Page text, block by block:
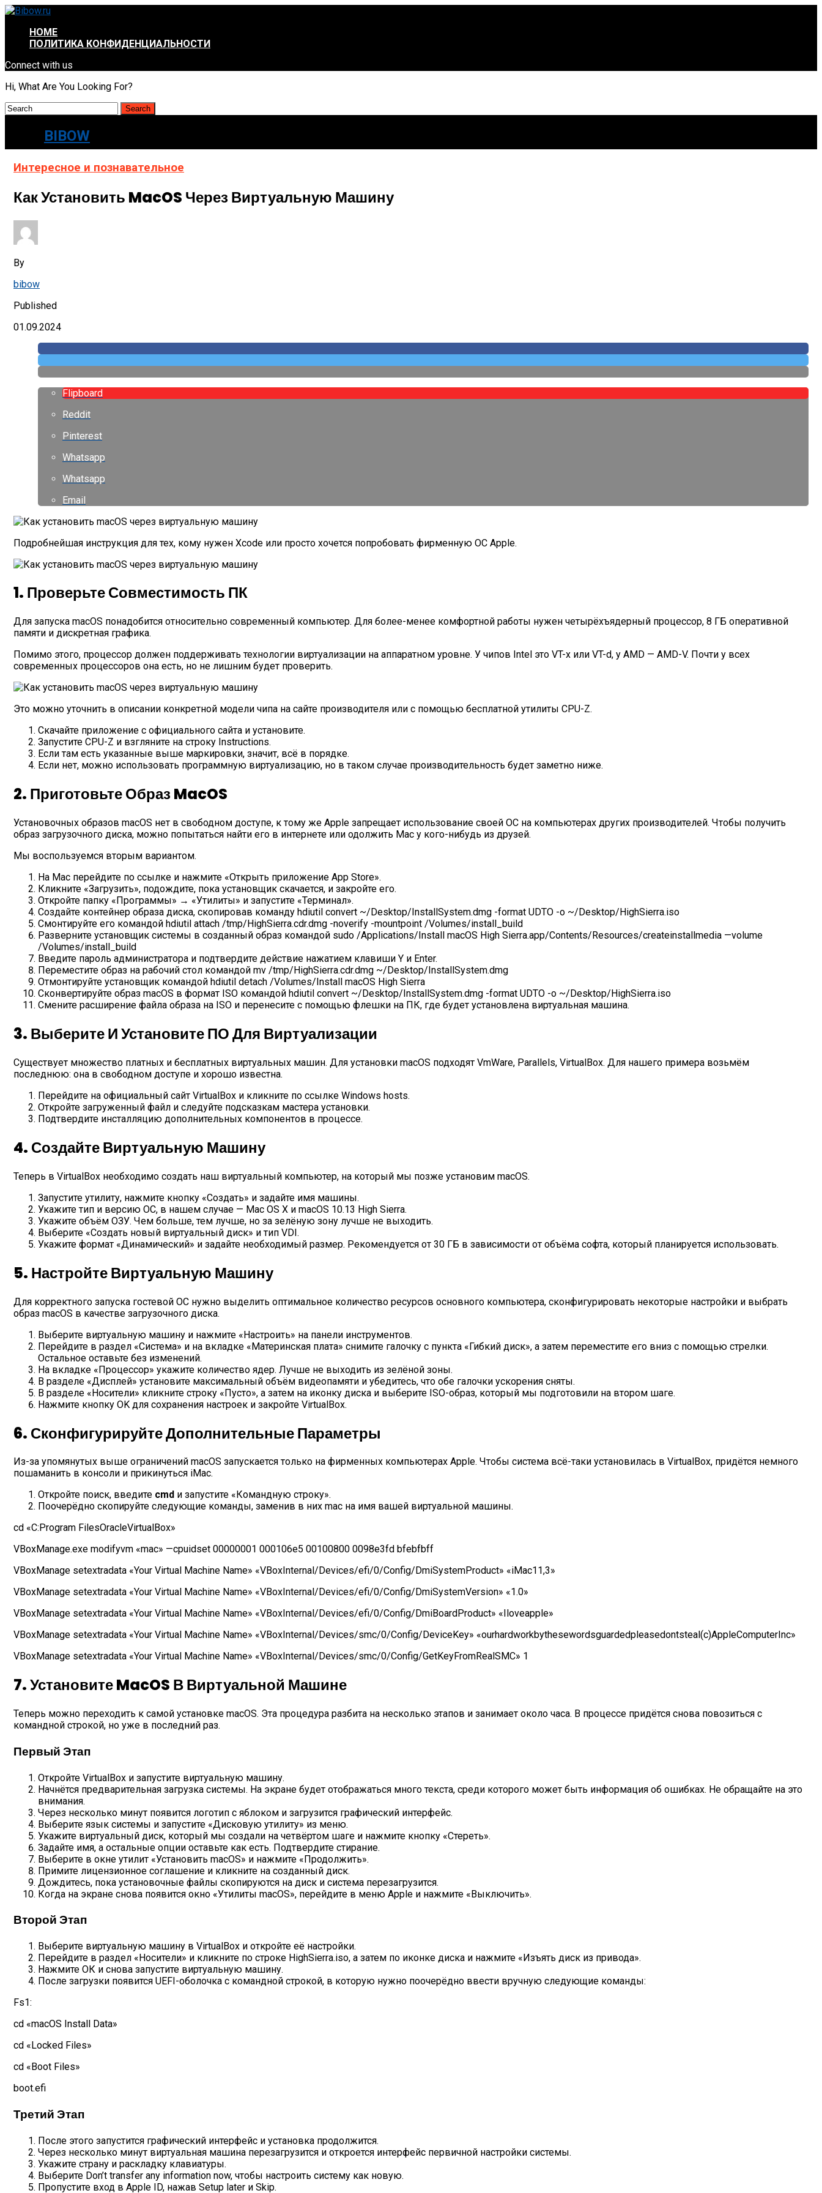
HOME
ПОЛИТИКА КОНФИДЕНЦИАЛЬНОСТИ
Connect with us
Hi, What Are You Looking For?
BIBOW
Интересное и познавательное
Как Установить MacOS Через Виртуальную Машину
By
bibow
Published
01.09.2024
Flipboard
Reddit
Pinterest
Whatsapp
Whatsapp
Email
Подробнейшая инструкция для тех, кому нужен Xcode или просто хочется попробовать фирменную ОС Apple.
1. Проверьте Совместимость ПК
Для запуска macOS понадобится относительно современный компьютер. Для более-менее комфортной работы нужен четырёхъядерный процессор, 8 ГБ оперативной
памяти и дискретная графика.
Помимо этого, процессор должен поддерживать технологии виртуализации на аппаратном уровне. У чипов Intel это VT-x или VT-d, у AMD — AMD-V. Почти у всех
современных процессоров она есть, но не лишним будет проверить.
Это можно уточнить в описании конкретной модели чипа на сайте производителя или с помощью бесплатной утилиты CPU-Z.
Скачайте приложение с официального сайта и установите.
Запустите CPU-Z и взгляните на строку Instructions.
Если там есть указанные выше маркировки, значит, всё в порядке.
Если нет, можно использовать программную виртуализацию, но в таком случае производительность будет заметно ниже.
2. Приготовьте Образ MacOS
Установочных образов macOS нет в свободном доступе, к тому же Apple запрещает использование своей ОС на компьютерах других производителей. Чтобы получить
образ загрузочного диска, можно попытаться найти его в интернете или одолжить Mac у кого-нибудь из друзей.
Мы воспользуемся вторым вариантом.
На Mac перейдите по ссылке и нажмите «Открыть приложение App Store».
Кликните «Загрузить», подождите, пока установщик скачается, и закройте его.
Откройте папку «Программы» → «Утилиты» и запустите «Терминал».
Создайте контейнер образа диска, скопировав команду hdiutil convert ~/Desktop/InstallSystem.dmg -format UDTO -o ~/Desktop/HighSierra.iso
Смонтируйте его командой hdiutil attach /tmp/HighSierra.cdr.dmg -noverify -mountpoint /Volumes/install_build
Разверните установщик системы в созданный образ командой sudo /Applications/Install macOS High Sierra.app/Contents/Resources/createinstallmedia —volume
/Volumes/install_build
Введите пароль администратора и подтвердите действие нажатием клавиши Y и Enter.
Переместите образ на рабочий стол командой mv /tmp/HighSierra.cdr.dmg ~/Desktop/InstallSystem.dmg
Отмонтируйте установщик командой hdiutil detach /Volumes/Install macOS High Sierra
Сконвертируйте образ macOS в формат ISO командой hdiutil convert ~/Desktop/InstallSystem.dmg -format UDTO -o ~/Desktop/HighSierra.iso
Смените расширение файла образа на ISO и перенесите с помощью флешки на ПК, где будет установлена виртуальная машина.
3. Выберите И Установите ПО Для Виртуализации
Существует множество платных и бесплатных виртуальных машин. Для установки macOS подходят VmWare, Parallels, VirtualBox. Для нашего примера возьмём
последнюю: она в свободном доступе и хорошо известна.
Перейдите на официальный сайт VirtualBox и кликните по ссылке Windows hosts.
Откройте загруженный файл и следуйте подсказкам мастера установки.
Подтвердите инсталляцию дополнительных компонентов в процессе.
4. Создайте Виртуальную Машину
Теперь в VirtualBox необходимо создать наш виртуальный компьютер, на который мы позже установим macOS.
Запустите утилиту, нажмите кнопку «Создать» и задайте имя машины.
Укажите тип и версию ОС, в нашем случае — Mac OS X и macOS 10.13 High Sierra.
Укажите объём ОЗУ. Чем больше, тем лучше, но за зелёную зону лучше не выходить.
Выберите «Создать новый виртуальный диск» и тип VDI.
Укажите формат «Динамический» и задайте необходимый размер. Рекомендуется от 30 ГБ в зависимости от объёма софта, который планируется использовать.
5. Настройте Виртуальную Машину
Для корректного запуска гостевой ОС нужно выделить оптимальное количество ресурсов основного компьютера, сконфигурировать некоторые настройки и выбрать
образ macOS в качестве загрузочного диска.
Выберите виртуальную машину и нажмите «Настроить» на панели инструментов.
Перейдите в раздел «Система» и на вкладке «Материнская плата» снимите галочку с пункта «Гибкий диск», а затем переместите его вниз с помощью стрелки.
Остальное оставьте без изменений.
На вкладке «Процессор» укажите количество ядер. Лучше не выходить из зелёной зоны.
В разделе «Дисплей» установите максимальный объём видеопамяти и убедитесь, что обе галочки ускорения сняты.
В разделе «Носители» кликните строку «Пусто», а затем на иконку диска и выберите ISO-образ, который мы подготовили на втором шаге.
Нажмите кнопку OK для сохранения настроек и закройте VirtualBox.
6. Сконфигурируйте Дополнительные Параметры
Из-за упомянутых выше ограничений macOS запускается только на фирменных компьютерах Apple. Чтобы система всё-таки установилась в VirtualBox, придётся немного
пошаманить в консоли и прикинуться iMac.
Откройте поиск, введите cmd и запустите «Командную строку».
Поочерёдно скопируйте следующие команды, заменив в них mac на имя вашей виртуальной машины.
cd «C:Program FilesOracleVirtualBox»
VBoxManage.exe modifyvm «mac» —cpuidset 00000001 000106e5 00100800 0098e3fd bfebfbff
VBoxManage setextradata «Your Virtual Machine Name» «VBoxInternal/Devices/efi/0/Config/DmiSystemProduct» «iMac11,3»
VBoxManage setextradata «Your Virtual Machine Name» «VBoxInternal/Devices/efi/0/Config/DmiSystemVersion» «1.0»
VBoxManage setextradata «Your Virtual Machine Name» «VBoxInternal/Devices/efi/0/Config/DmiBoardProduct» «Iloveapple»
VBoxManage setextradata «Your Virtual Machine Name» «VBoxInternal/Devices/smc/0/Config/DeviceKey» «ourhardworkbythesewordsguardedpleasedontsteal(c)AppleComputerInc»
VBoxManage setextradata «Your Virtual Machine Name» «VBoxInternal/Devices/smc/0/Config/GetKeyFromRealSMC» 1
7. Установите MacOS В Виртуальной Машине
Теперь можно переходить к самой установке macOS. Эта процедура разбита на несколько этапов и занимает около часа. В процессе придётся снова повозиться с
командной строкой, но уже в последний раз.
Первый Этап
Откройте VirtualBox и запустите виртуальную машину.
Начнётся предварительная загрузка системы. На экране будет отображаться много текста, среди которого может быть информация об ошибках. Не обращайте на это
внимания.
Через несколько минут появится логотип с яблоком и загрузится графический интерфейс.
Выберите язык системы и запустите «Дисковую утилиту» из меню.
Укажите виртуальный диск, который мы создали на четвёртом шаге и нажмите кнопку «Стереть».
Задайте имя, а остальные опции оставьте как есть. Подтвердите стирание.
Выберите в окне утилит «Установить macOS» и нажмите «Продолжить».
Примите лицензионное соглашение и кликните на созданный диск.
Дождитесь, пока установочные файлы скопируются на диск и система перезагрузится.
Когда на экране снова появится окно «Утилиты macOS», перейдите в меню Apple и нажмите «Выключить».
Второй Этап
Выберите виртуальную машину в VirtualBox и откройте её настройки.
Перейдите в раздел «Носители» и кликните по строке HighSierra.iso, а затем по иконке диска и нажмите «Изъять диск из привода».
Нажмите ОК и снова запустите виртуальную машину.
После загрузки появится UEFI-оболочка с командной строкой, в которую нужно поочерёдно ввести вручную следующие команды:
Fs1:
cd «macOS Install Data»
cd «Locked Files»
cd «Boot Files»
boot.efi
Третий Этап
После этого запустится графический интерфейс и установка продолжится.
Через несколько минут виртуальная машина перезагрузится и откроется интерфейс первичной настройки системы.
Укажите страну и раскладку клавиатуры.
Выберите Don’t transfer any information now, чтобы настроить систему как новую.
Пропустите вход в Apple ID, нажав Setup later и Skip.